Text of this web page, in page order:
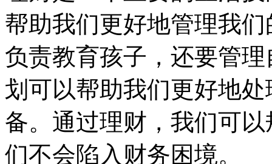
帮助我们更好地管理我
负责教育孩子，还要管
划可以帮助我们更好地
备。通过理财，我们可
们不会陷入财务困境。